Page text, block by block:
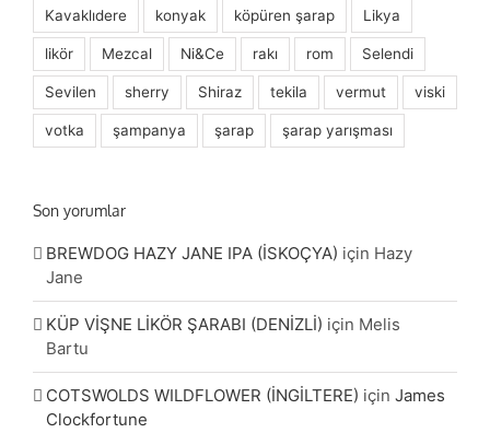
Kavaklıdere konyak köpüren şarap Likya
likör Mezcal Ni&Ce rakı rom Selendi
Sevilen sherry Shiraz tekila vermut viski
votka şampanya şarap şarap yarışması
Son yorumlar
BREWDOG HAZY JANE IPA (İSKOÇYA) için Hazy
Jane
KÜP VİŞNE LİKÖR ŞARABI (DENİZLİ) için Melis
Bartu
COTSWOLDS WILDFLOWER (İNGİLTERE) için James
Clockfortune